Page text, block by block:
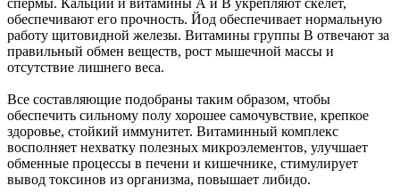
спермы. Кальций и витамины А и В укрепляют скелет,
обеспечивают его прочность. Йод обеспечивает нормальную
работу щитовидной железы. Витамины группы В отвечают за
правильный обмен веществ, рост мышечной массы и
отсутствие лишнего веса.
Все составляющие подобраны таким образом, чтобы
обеспечить сильному полу хорошее самочувствие, крепкое
здоровье, стойкий иммунитет. Витаминный комплекс
восполняет нехватку полезных микроэлементов, улучшает
обменные процессы в печени и кишечнике, стимулирует
вывод токсинов из организма, повышает либидо.